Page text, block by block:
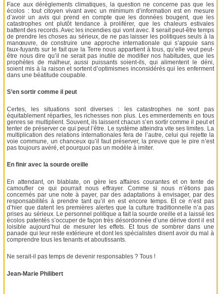
Face aux dérèglements climatiques, la question ne concerne pas que les
écolos : tout citoyen vivant avec un minimum d’information est en mesure
d’avoir un avis qui prend en compte que les données bougent, que les
catastrophes ont plutôt tendance à proliférer, que les chaleurs estivales
battent des records. Avec les incendies qui vont avec. Il serait peut-être temps
de prendre les choses au sérieux, de ne pas laisser les politiques seuls à la
manœuvre, de construire une approche internationale qui s’appuie sans
faux-fuyants sur le fait que la Terre nous appartient à tous, qu’elle veut peut-
être nous dire qu’il ne serait pas inutile de modifier nos habitudes, que les
prophètes de malheur, aussi puissants soient-ils, qui alimentent le déni,
soient mis à la raison et sortent d’optimismes inconsidérés qui les enferment
dans une béatitude coupable.
S’en sortir comme il peut
Certes, les situations sont diverses : les catastrophes ne sont pas
équitablement réparties, les richesses non plus. Les emmerdements en tous
genres se multiplient. Souvent, ils laissent chacun s’en sortir comme il peut et
tenter de préserver ce qui peut l’être. Le système atteindra vite ses limites. La
multiplication des relations internationales fera de l’autre, celui qui rejette la
voie commune, un chanceux qu’il faut préserver, la preuve que le pire n’est
pas toujours avéré, et pourquoi pas un modèle à imiter.
En finir avec la sourde oreille
En attendant, on blablate, on gère les affaires courantes et on tente de
camoufler ce qui pourrait nous effrayer. Comme si nous n’étions pas
concernés par une note à payer, par des adaptations à envisager, par des
responsabilités à prendre tant qu’il en est encore temps. Et ce n’est pas
d’hier que datent les premières alertes que la culture traditionnelle n’a pas
prises au sérieux. Le personnel politique a fait la sourde oreille et a laissé les
écolos patentés s’occuper de façon très désordonnée d’une dérive dont il est
loisible aujourd’hui de mesurer les effets. Et tous de sombrer dans une
panade qui leur reste extérieure et dont les spécialistes disent avoir du mal à
comprendre tous les tenants et aboutissants.
Ne serait-il pas temps de devenir responsables ? Tous !
Jean-Marie Philibert